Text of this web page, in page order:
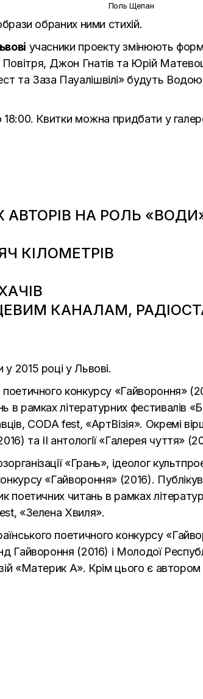
Поль Щепан
обраних ними стихій.
учасники проекту змінюють
Джон Гнатів та Юрій
та Заза Пауалішвілі» будуть
Квитки можна придбати у
АВТОРІВ НА РОЛЬ
КІЛОМЕТРІВ
КАНАЛАМ,
2015 році у Львові.
конкурсу «Гайвороння»
в рамках літературних фестивалів
CODA fest, «АртВізія». Окремі
та II антології «Галерея чуття»
«Грань», ідеолог
«Гайвороння» (2016).
поетичних читань в рамках
«Зелена Хвиля».
поетичного конкурсу
Гайвороння (2016) і Молодої
«Материк А». Крім цього є автором